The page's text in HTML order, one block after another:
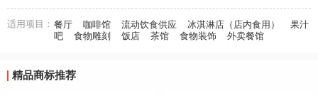
适用项目： 餐厅 咖啡馆 流动饮食供应 冰淇淋店（店内食用）
果汁
吧
食物雕刻 饭店 茶馆 食物装饰 外卖餐馆
精品商标推荐